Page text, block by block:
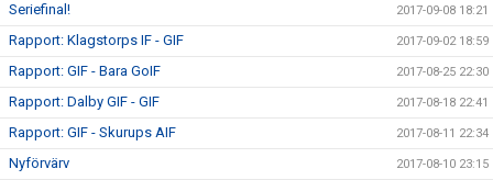
Seriefinal! 2017-09-08 18:21
Rapport: Klagstorps IF - GIF 2017-09-02 18:59
Rapport: GIF - Bara GoIF 2017-08-25 22:30
Rapport: Dalby GIF - GIF 2017-08-18 22:41
Rapport: GIF - Skurups AIF 2017-08-11 22:34
Nyförvärv 2017-08-10 23:15